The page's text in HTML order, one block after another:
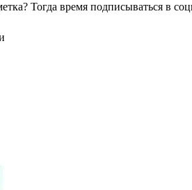
Тогда время подписываться в